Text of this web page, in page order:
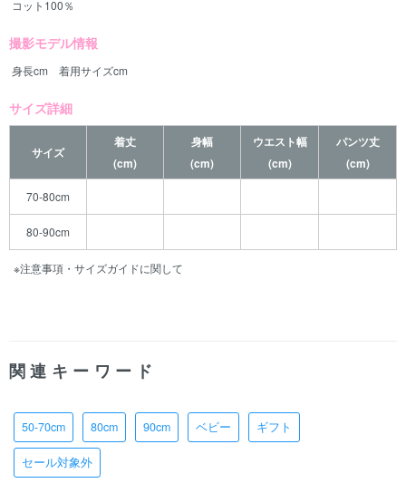
コット100％
撮影モデル情報
身長cm 着用サイズcm
サイズ詳細
サイズ
着丈
(cm)
身幅
(cm)
ウエスト幅
(cm)
パンツ丈
(cm)
70-80cm
80-90cm
※注意事項・サイズガイドに関して
関連キーワード
50-70cm 80cm 90cm ベビー ギフト
セール対象外